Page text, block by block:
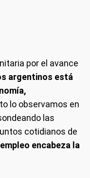
por el avance
argentinos está
lo observamos en
las
cotidianos de
encabeza la